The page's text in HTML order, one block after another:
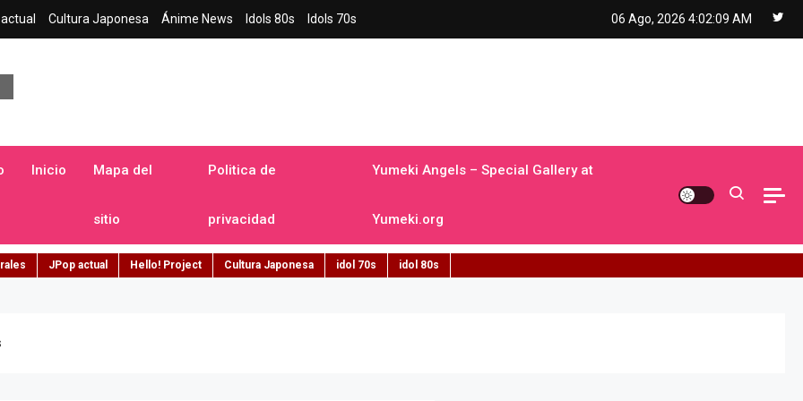
Cultura Japonesa Ánime News Idols 80s Idols 70s 06 Ago, 2026 4:02:11 AM
Inicio Mapa del
sitio
Politica de
privacidad
Yumeki Angels – Special Gallery at
Yumeki.org
JPop actual Hello! Project Cultura Japonesa idol 70s idol 80s